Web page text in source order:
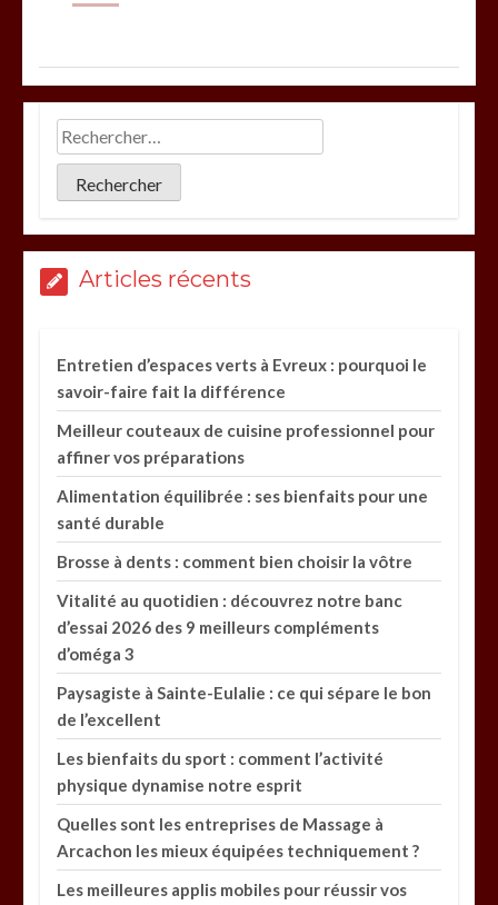
Articles récents
Entretien d’espaces verts à Evreux : pourquoi le
savoir-faire fait la différence
Meilleur couteaux de cuisine professionnel pour
affiner vos préparations
Alimentation équilibrée : ses bienfaits pour une
santé durable
Brosse à dents : comment bien choisir la vôtre
Vitalité au quotidien : découvrez notre banc
d’essai 2026 des 9 meilleurs compléments
d’oméga 3
Paysagiste à Sainte-Eulalie : ce qui sépare le bon
de l’excellent
Les bienfaits du sport : comment l’activité
physique dynamise notre esprit
Quelles sont les entreprises de Massage à
Arcachon les mieux équipées techniquement ?
Les meilleures applis mobiles pour réussir vos